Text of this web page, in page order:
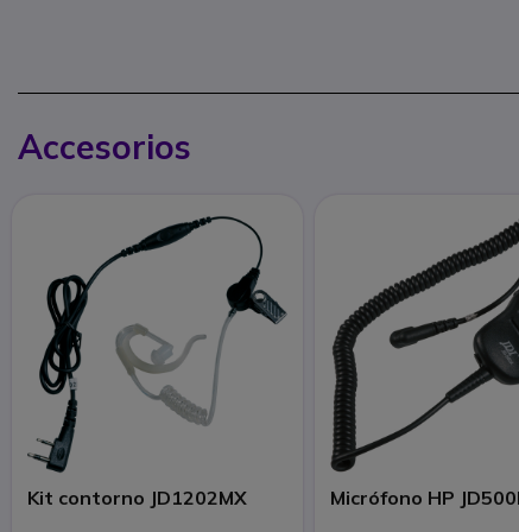
Accesorios
Kit contorno JD1202MX Micrófono HP